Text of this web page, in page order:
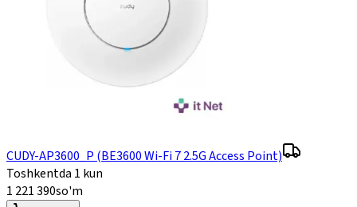
CUDY-AP3600_P (BE3600 Wi-Fi 7 2.5G Access Point)
Toshkentda 1 kun
1 221 390so'm